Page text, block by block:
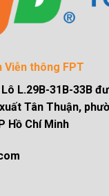
Viễn thông FPT
L.29B-31B-33B
Tân Thuận,
Hồ Chí Minh